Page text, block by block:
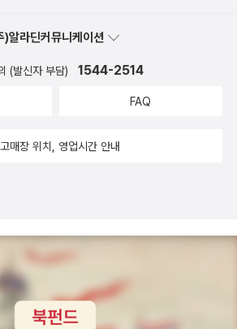
있고 최근에 미국에서 출간하여 화제를
/ 조정래 / 문학의문학두고두고 생각해도
는 책입니다. 지금 대한민국 재벌 뒤로 벌
/ 손아람 / 들녘지금시대도 소수의견에
마이너리그 / 은희경 / 창비불완전한 청
있고, 국가와 공교육의 문제점을 반영하
적인 시대상만 다를뿐, 지금의 우리와
감되면서도 동시에 씁쓸해집니다. / lieblic
잡아도 50권 이상의 책에 대한 알찬, 혹은
째 이 일기는 범우사가 아닌 랜덤하우스
그의 '소속사'가 지난번 <공부>때부터 그
처음 다루어진 장준하의 <돌베개>(청한
로운 판이 얼마전에 나왔다는 사실도 알
급되고 있는광복군 친구였던 김준엽의 <
대해서도 메모해두게 된다(<장정>은
광복군 시절을 다룬다). 거기에 저자가
)알라딘커뮤니케이션
(발신자 부담) 1544-2514
FAQ
매장 위치, 영업시간 안내